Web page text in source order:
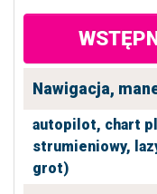
Nawigacja,
autopilot, chart
strumieniowy,
grot)